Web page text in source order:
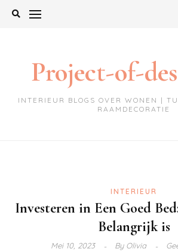
Project-of-
INTERIEUR BLOGS OVER WONEN |
RAAMDECORATIE
INTERIEUR
Investeren in Een Goed
Belangrijk is
Mei 10, 2023 ByOlivia